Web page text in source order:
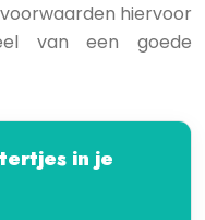
hiervoor
van een goede
in je